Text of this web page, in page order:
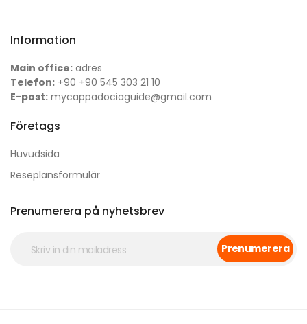
Information
Main office: adres
Telefon: +90 +90 545 303 21 10
E-post: mycappadociaguide@gmail.com
Företags
Huvudsida
Reseplansformulär
Prenumerera på nyhetsbrev
Prenumerera